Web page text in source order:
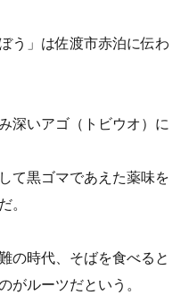
う」は佐渡市赤泊に伝わ
深いアゴ（トビウオ）に
て黒ゴマであえた薬味を
の時代、そばを食べると
がルーツだという。